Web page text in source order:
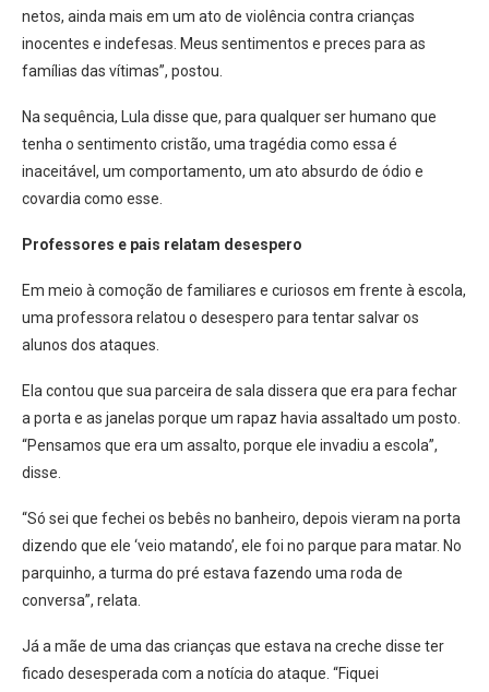
netos, ainda mais em um ato de violência contra crianças
inocentes e indefesas. Meus sentimentos e preces para as
famílias das vítimas”, postou.
Na sequência, Lula disse que, para qualquer ser humano que
tenha o sentimento cristão, uma tragédia como essa é
inaceitável, um comportamento, um ato absurdo de ódio e
covardia como esse.
Professores e pais relatam desespero
Em meio à comoção de familiares e curiosos em frente à escola,
uma professora relatou o desespero para tentar salvar os
alunos dos ataques.
Ela contou que sua parceira de sala dissera que era para fechar
a porta e as janelas porque um rapaz havia assaltado um posto.
“Pensamos que era um assalto, porque ele invadiu a escola”,
disse.
“Só sei que fechei os bebês no banheiro, depois vieram na porta
dizendo que ele ‘veio matando’, ele foi no parque para matar. No
parquinho, a turma do pré estava fazendo uma roda de
conversa”, relata.
Já a mãe de uma das crianças que estava na creche disse ter
ficado desesperada com a notícia do ataque. “Fiquei